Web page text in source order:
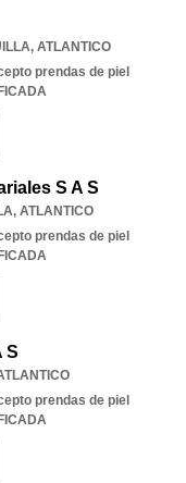
, ATLANTICO
prendas de piel
S A S
, ATLANTICO
prendas de piel
S
prendas de piel